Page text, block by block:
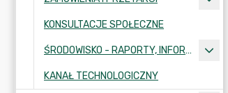
KONSULTACJE SPOŁECZNE
ŚRODOWISKO - RAPORTY, INFORMACJE I PROGRAMY
KANAŁ TECHNOLOGICZNY